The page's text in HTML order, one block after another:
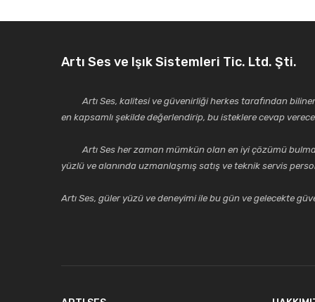
Artı Ses ve Işık Sistemleri Tic. Ltd. Şti.
Artı Ses, kalitesi ve güvenirliği herkes tarafından bilinen
en kapsamlı şekilde değerlendirip, bu isteklere cevap
Artı Ses her zaman mümkün olan en iyi çözümü bulmak,
yüzlü ve alanında uzmanlaşmış satış ve teknik servis
Artı Ses, güler yüzü ve deneyimi ile bu gün ve gelecekte